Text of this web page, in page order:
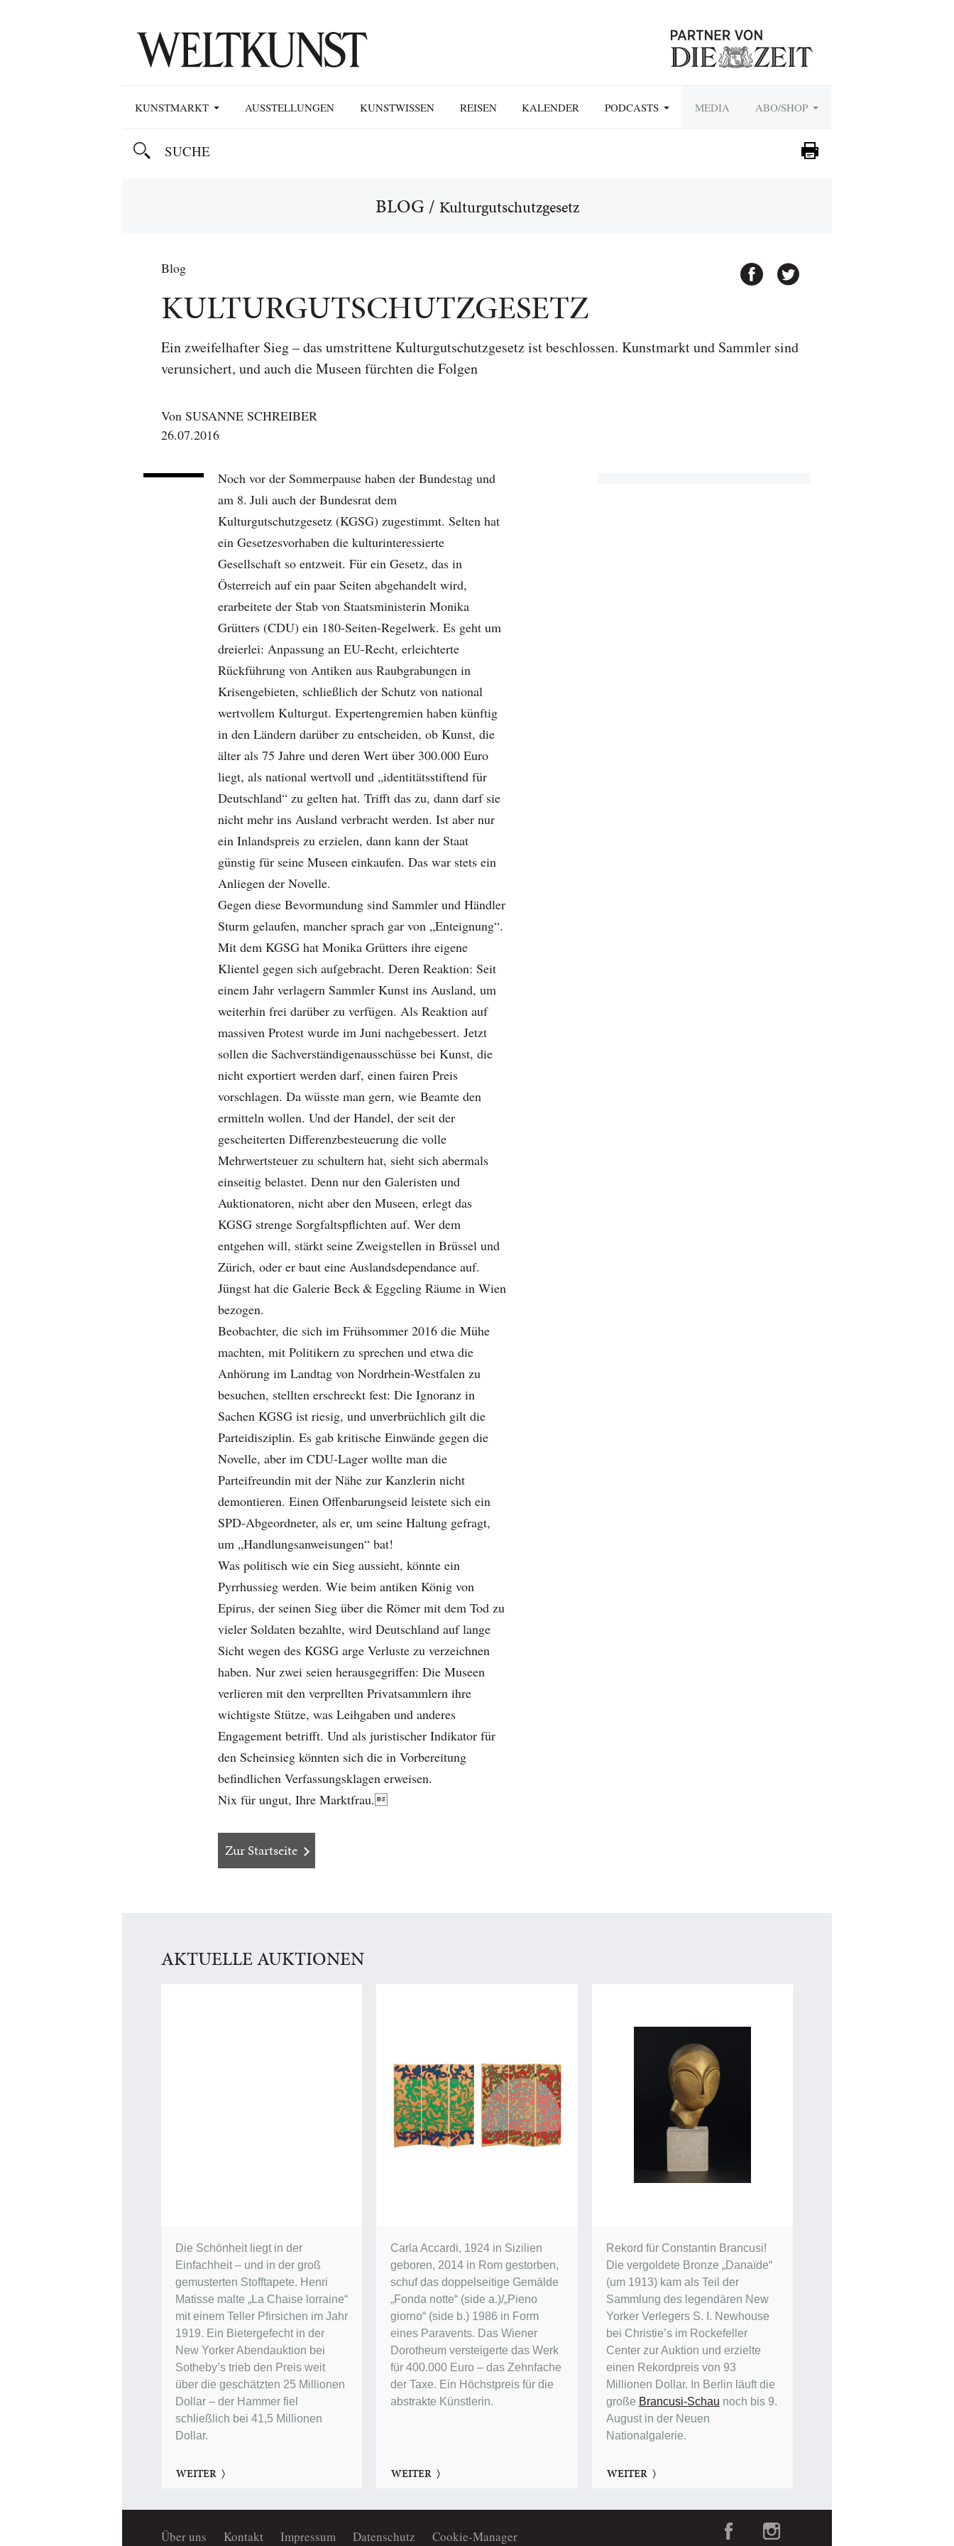
KUNSTMARKT AUSSTELLUNGEN KUNSTWISSEN REISEN KALENDER PODCASTS MEDIA ABO/SHOP
BLOG / Kulturgutschutzgesetz
Blog
KULTURGUTSCHUTZGESETZ
Ein zweifelhafter Sieg – das umstrittene Kulturgutschutzgesetz ist beschlossen. Kunstmarkt und Sammler sind
verunsichert, und auch die Museen fürchten die Folgen
Von SUSANNE SCHREIBER
26.07.2016
Noch vor der Sommerpause haben der Bundestag und
am 8. Juli auch der Bundesrat dem
Kulturgutschutzgesetz (KGSG) zugestimmt. Selten hat
ein Gesetzesvorhaben die kulturinteressierte
Gesellschaft so entzweit. Für ein Gesetz, das in
Österreich auf ein paar Seiten abgehandelt wird,
erarbeitete der Stab von Staatsministerin Monika
Grütters (CDU) ein 180-Seiten-Regelwerk. Es geht um
dreierlei: Anpassung an EU-Recht, erleichterte
Rückführung von Antiken aus Raubgrabungen in
Krisengebieten, schließlich der Schutz von national
wertvollem Kulturgut. Expertengremien haben künftig
in den Ländern darüber zu entscheiden, ob Kunst, die
älter als 75 Jahre und deren Wert über 300.000 Euro
liegt, als national wertvoll und „identitätsstiftend für
Deutschland“ zu gelten hat. Trifft das zu, dann darf sie
nicht mehr ins Ausland verbracht werden. Ist aber nur
ein Inlandspreis zu erzielen, dann kann der Staat
günstig für seine Museen einkaufen. Das war stets ein
Anliegen der Novelle.
Gegen diese Bevormundung sind Sammler und Händler
Sturm gelaufen, mancher sprach gar von „Enteignung“.
Mit dem KGSG hat Monika Grütters ihre eigene
Klientel gegen sich aufgebracht. Deren Reaktion: Seit
einem Jahr verlagern Sammler Kunst ins Ausland, um
weiterhin frei darüber zu verfügen. Als Reaktion auf
massiven Protest wurde im Juni nachgebessert. Jetzt
sollen die Sachverständigenausschüsse bei Kunst, die
nicht exportiert werden darf, einen fairen Preis
vorschlagen. Da wüsste man gern, wie Beamte den
ermitteln wollen. Und der Handel, der seit der
gescheiterten Differenzbesteuerung die volle
Mehrwertsteuer zu schultern hat, sieht sich abermals
einseitig belastet. Denn nur den Galeristen und
Auktionatoren, nicht aber den Museen, erlegt das
KGSG strenge Sorgfaltspflichten auf. Wer dem
entgehen will, stärkt seine Zweigstellen in Brüssel und
Zürich, oder er baut eine Auslandsdependance auf.
Jüngst hat die Galerie Beck & Eggeling Räume in Wien
bezogen.
Beobachter, die sich im Frühsommer 2016 die Mühe
machten, mit Politikern zu sprechen und etwa die
Anhörung im Landtag von Nordrhein-Westfalen zu
besuchen, stellten erschreckt fest: Die Ignoranz in
Sachen KGSG ist riesig, und unverbrüchlich gilt die
Parteidisziplin. Es gab kritische Einwände gegen die
Novelle, aber im CDU-Lager wollte man die
Parteifreundin mit der Nähe zur Kanzlerin nicht
demontieren. Einen Offenbarungseid leistete sich ein
SPD-Abgeordneter, als er, um seine Haltung gefragt,
um „Handlungsanweisungen“ bat!
Was politisch wie ein Sieg aussieht, könnte ein
Pyrrhussieg werden. Wie beim antiken König von
Epirus, der seinen Sieg über die Römer mit dem Tod zu
vieler Soldaten bezahlte, wird Deutschland auf lange
Sicht wegen des KGSG arge Verluste zu verzeichnen
haben. Nur zwei seien herausgegriffen: Die Museen
verlieren mit den verprellten Privatsammlern ihre
wichtigste Stütze, was Leihgaben und anderes
Engagement betrifft. Und als juristischer Indikator für
den Scheinsieg könnten sich die in Vorbereitung
befindlichen Verfassungsklagen erweisen.
Nix für ungut, Ihre Marktfrau.
Zur Startseite
AKTUELLE AUKTIONEN
Die Schönheit liegt in der
Einfachheit – und in der groß
gemusterten Stofftapete. Henri
Matisse malte „La Chaise lorraine“
mit einem Teller Pfirsichen im Jahr
1919. Ein Bietergefecht in der
New Yorker Abendauktion bei
Sotheby’s trieb den Preis weit
über die geschätzten 25 Millionen
Dollar – der Hammer fiel
schließlich bei 41,5 Millionen
Dollar.
WEITER
Carla Accardi, 1924 in Sizilien
geboren, 2014 in Rom gestorben,
schuf das doppelseitige Gemälde
„Fonda notte“ (side a.)/„Pieno
giorno“ (side b.) 1986 in Form
eines Paravents. Das Wiener
Dorotheum versteigerte das Werk
für 400.000 Euro – das Zehnfache
der Taxe. Ein Höchstpreis für die
abstrakte Künstlerin.
WEITER
Rekord für Constantin Brancusi!
Die vergoldete Bronze „Danaïde“
(um 1913) kam als Teil der
Sammlung des legendären New
Yorker Verlegers S. I. Newhouse
bei Christie’s im Rockefeller
Center zur Auktion und erzielte
einen Rekordpreis von 93
Millionen Dollar. In Berlin läuft die
große Brancusi-Schau noch bis 9.
August in der Neuen
Nationalgalerie.
WEITER
Über uns Kontakt Impressum Datenschutz Cookie-Manager